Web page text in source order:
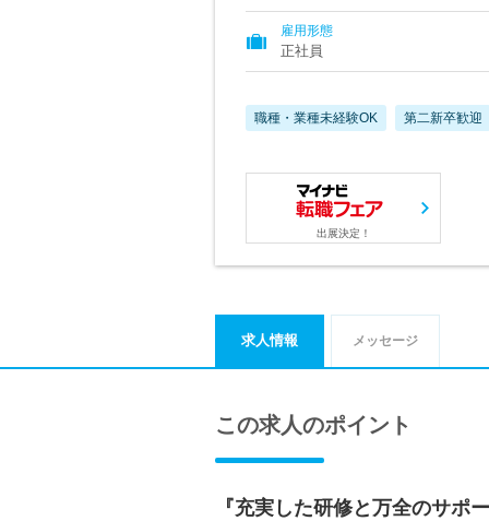
雇用形態
正社員
職種・業種未経験OK 第二新卒歓迎
出展決定！
求人情報 メッセージ
この求人のポイント
『充実した研修と万全のサポ